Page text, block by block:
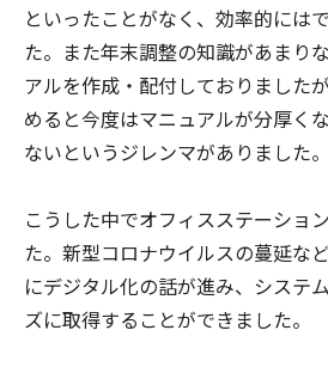
といったことがなく、効率的には
た。また年末調整の知識があまり
アルを作成・配付しておりました
めると今度はマニュアルが分厚く
ないというジレンマがありました。
こうした中でオフィスステーショ
た。新型コロナウイルスの蔓延な
にデジタル化の話が進み、システ
ズに取得することができました。